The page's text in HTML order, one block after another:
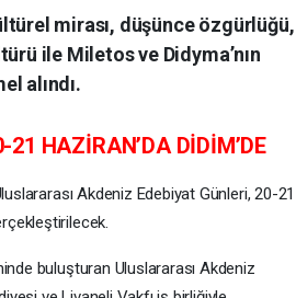
mirası, düşünce özgürlüğü,
ile Miletos ve Didyma’nın
alındı.
21 HAZİRAN’DA DİDİM’DE
Akdeniz Edebiyat Günleri, 20-21
buluşturan Uluslararası Akdeniz